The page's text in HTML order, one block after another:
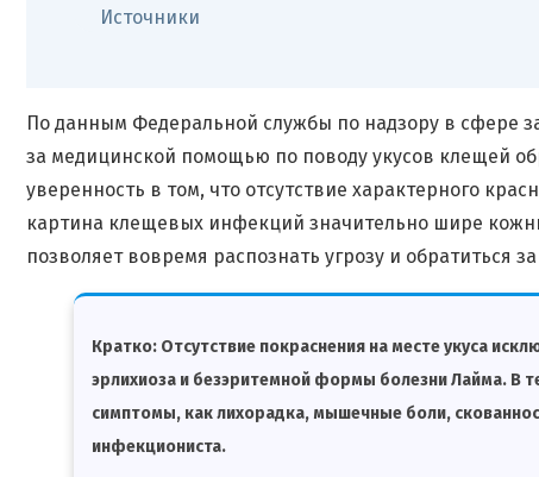
Источники
По данным Федеральной службы по надзору в сфере
за медицинской помощью по поводу укусов клещей
уверенность в том, что отсутствие характерного
картина клещевых инфекций значительно шире
позволяет вовремя распознать угрозу и
Кратко: Отсутствие покраснения на месте укуса
эрлихиоза и безэритемной формы болезни Лайма. В
симптомы, как лихорадка, мышечные боли,
инфекциониста.